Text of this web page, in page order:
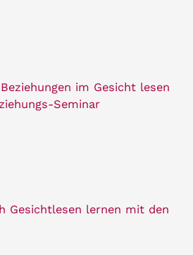
im Gesicht lesen
Seminar
Gesichtlesen lernen mit den